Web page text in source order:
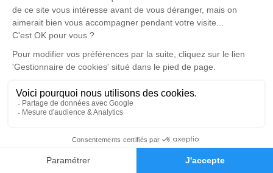
Faire-part Hommages
ici.
lundi 20 janvier 2025 à 15h00
Église de Linières-Bouton
Je rends hommage